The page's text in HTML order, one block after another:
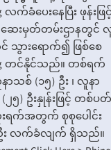
လက်ခံပေးနေပြီး ဖုန်းဖြင့်
ဆေးမှတ်တမ်းဌာနတွင်
ားရောက်၍ ဖြစ်စေ
တင်နိုင်သည်။ တစ်ရက်
သစ် (၁၅) ဦး ၊ လူနာ
၂၅) ဦးနှုန်းဖြင့် တစ်ပတ်
ရက်အတွက် စုစုပေါင်း
ဦး လက်ခံလျက် ရှိသည်။